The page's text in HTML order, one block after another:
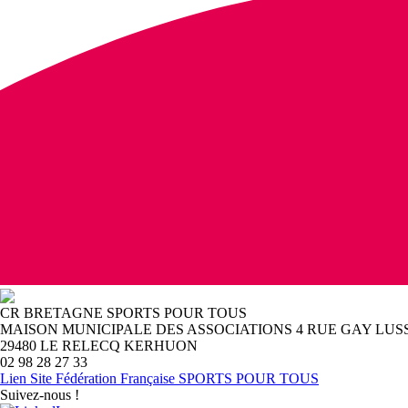
CR BRETAGNE SPORTS POUR TOUS
MAISON MUNICIPALE DES ASSOCIATIONS 4 RUE GAY
29480 LE RELECQ KERHUON
02 98 28 27 33
Lien Site Fédération Française SPORTS POUR TOUS
Suivez-nous !